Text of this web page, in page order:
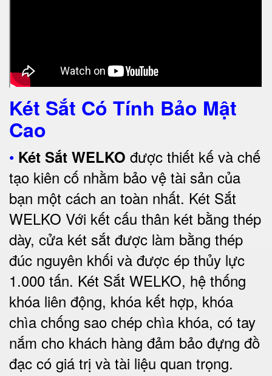
Két Sắt Có Tính Bảo Mật
Cao
• Két Sắt WELKO được thiết kế và chế
tạo kiên cố nhằm bảo vệ tài sản của
bạn một cách an toàn nhất. Két Sắt
WELKO Với kết cấu thân két bằng thép
dày, cửa két sắt được làm bằng thép
đúc nguyên khối và được ép thủy lực
1.000 tấn. Két Sắt WELKO, hệ thống
khóa liên động, khóa kết hợp, khóa
chìa chống sao chép chìa khóa, có tay
nắm cho khách hàng đảm bảo đựng đồ
đạc có giá trị và tài liệu quan trọng.